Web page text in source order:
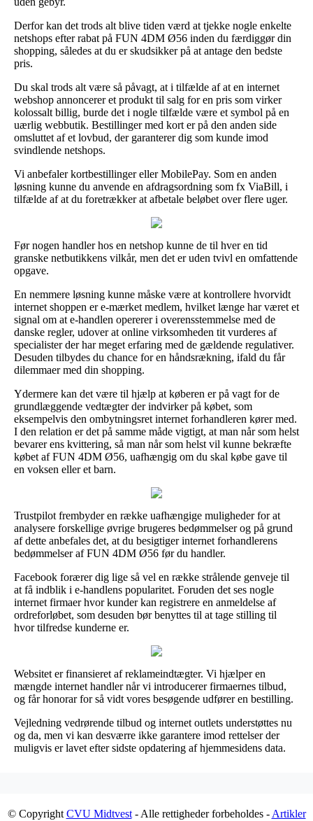
Derfor kan det trods alt blive tiden værd at tjekke nogle enkelte
netshops efter rabat på FUN 4DM Ø56 inden du færdiggør din
shopping, således at du er skudsikker på at antage den bedste
pris.
Du skal trods alt være så påvagt, at i tilfælde af at en internet
webshop annoncerer et produkt til salg for en pris som virker
kolossalt billig, burde det i nogle tilfælde være et symbol på en
uærlig webbutik. Bestillinger med kort er på den anden side
omsluttet af et lovbud, der garanterer dig som kunde imod
svindlende netshops.
Vi anbefaler kortbestillinger eller MobilePay. Som en anden
løsning kunne du anvende en afdragsordning som fx ViaBill, i
tilfælde af at du foretrækker at afbetale beløbet over flere uger.
Før nogen handler hos en netshop kunne de til hver en tid
granske netbutikkens vilkår, men det er uden tvivl en omfattende
opgave.
En nemmere løsning kunne måske være at kontrollere hvorvidt
internet shoppen er e-mærket medlem, hvilket længe har været et
signal om at e-handlen opererer i overensstemmelse med de
danske regler, udover at online virksomheden tit vurderes af
specialister der har meget erfaring med de gældende regulativer.
Desuden tilbydes du chance for en håndsrækning, ifald du får
dilemmaer med din shopping.
Ydermere kan det være til hjælp at køberen er på vagt for de
grundlæggende vedtægter der indvirker på købet, som
eksempelvis den ombytningsret internet forhandleren kører med.
I den relation er det på samme måde vigtigt, at man når som helst
bevarer ens kvittering, så man når som helst vil kunne bekræfte
købet af FUN 4DM Ø56, uafhængig om du skal købe gave til
en voksen eller et barn.
Trustpilot frembyder en række uafhængige muligheder for at
analysere forskellige øvrige brugeres bedømmelser og på grund
af dette anbefales det, at du besigtiger internet forhandlerens
bedømmelser af FUN 4DM Ø56 før du handler.
Facebook forærer dig lige så vel en række strålende genveje til
at få indblik i e-handlens popularitet. Foruden det ses nogle
internet firmaer hvor kunder kan registrere en anmeldelse af
ordreforløbet, som desuden bør benyttes til at tage stilling til
hvor tilfredse kunderne er.
Websitet er finansieret af reklameindtægter. Vi hjælper en
mængde internet handler når vi introducerer firmaernes tilbud,
og får honorar for så vidt vores besøgende udfører en bestilling.
Vejledning vedrørende tilbud og internet outlets understøttes nu
og da, men vi kan desværre ikke garantere imod rettelser der
muligvis er lavet efter sidste opdatering af hjemmesidens data.
© Copyright CVU Midtvest- Alle rettigheder forbeholdes - Artikler